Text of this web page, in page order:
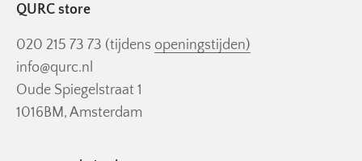
QURC store
020 215 73 73 (tijdens openingstijden)
info@qurc.nl
Oude Spiegelstraat 1
1016BM, Amsterdam